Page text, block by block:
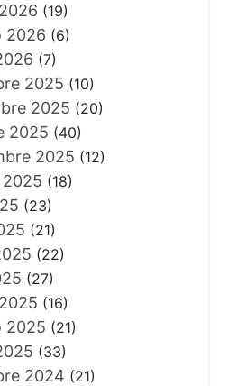
(19)
2026 (6)
(7)
2025 (10)
2025 (20)
2025 (40)
2025 (12)
(18)
(23)
(21)
(22)
(27)
(16)
2025 (21)
(33)
2024 (21)